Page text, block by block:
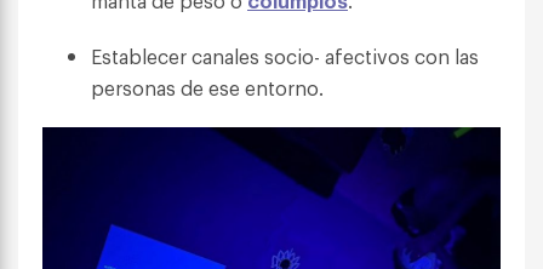
Establecer canales socio- afectivos con las
personas de ese entorno.